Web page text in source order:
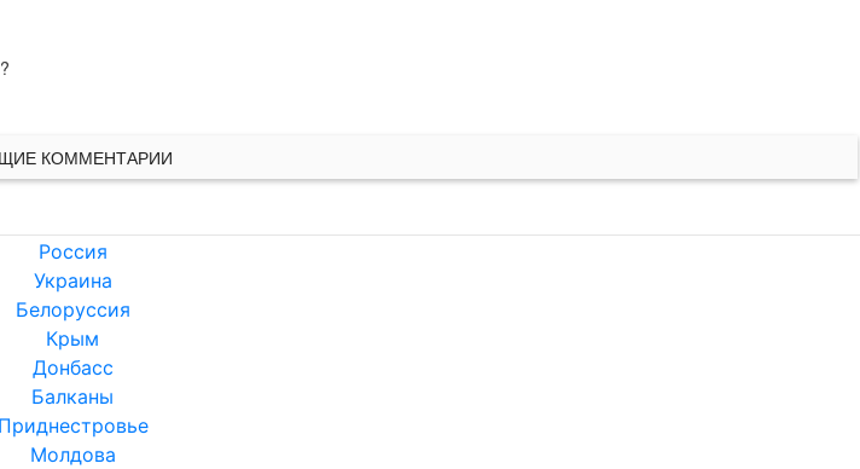
КОММЕНТАРИИ
Россия
Украина
Белоруссия
Крым
Донбасс
Балканы
Приднестровье
Молдова